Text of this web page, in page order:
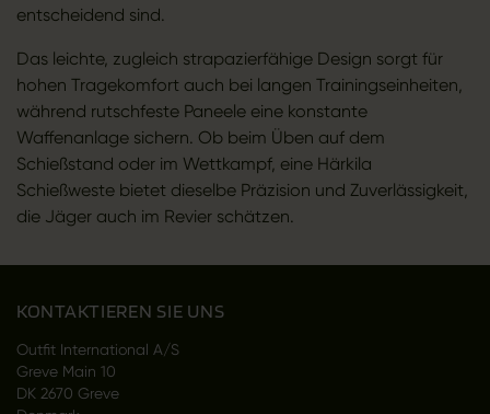
entscheidend sind.
Das leichte, zugleich strapazierfähige Design sorgt für
hohen Tragekomfort auch bei langen Trainingseinheiten,
während rutschfeste Paneele eine konstante
Waffenanlage sichern. Ob beim Üben auf dem
Schießstand oder im Wettkampf, eine Härkila
Schießweste bietet dieselbe Präzision und Zuverlässigkeit,
die Jäger auch im Revier schätzen.
KONTAKTIEREN SIE UNS
Outfit International A/S
Greve Main 10
DK 2670 Greve